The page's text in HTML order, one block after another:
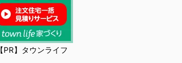
【PR】タウンライフ